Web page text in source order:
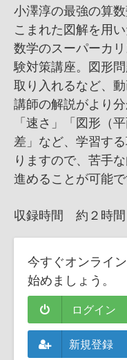
小澤淳の最強の算
こまれた図解を用
数学のスーパーカ
験対策講座。図形
取り入れるなど、
講師の解説がより
「速さ」「図形（
差」など、学習す
りますので、苦手
進めることが可能で
収録時間 約２時間
今すぐオンライ
始めましょう。
ログイン
新規登録